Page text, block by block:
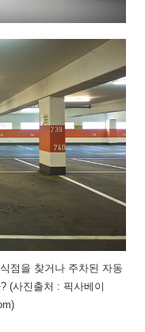
점을 찾거나 주차된 자동
(사진출처 : 픽사베이